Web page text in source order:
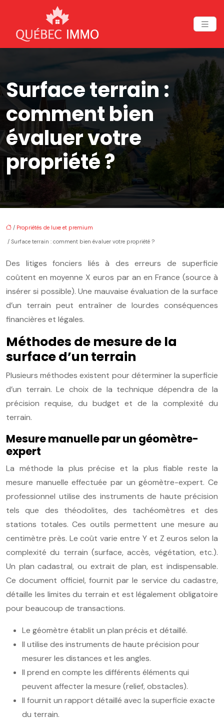
Surface terrain :
comment bien
évaluer votre
propriété ?
/ Propriétés de luxe et premium
/ Surface terrain : comment bien évaluer votre propriété ?
Des litiges fonciers liés à des erreurs de superficie
coûtent en moyenne X euros par an en France (source à
insérer si possible). Une mauvaise évaluation de la surface
d’un terrain peut entraîner de lourdes conséquences
financières et légales.
Méthodes de mesure de la
surface d’un terrain
Plusieurs méthodes existent pour déterminer la superficie
d’un terrain. Le choix de la technique dépendra de la
précision requise, du budget et de la complexité du
terrain.
Mesure manuelle par un géomètre-
expert
La méthode la plus précise et la plus fiable reste la
mesure manuelle effectuée par un géomètre-expert. Ce
professionnel utilise des instruments de haute précision
tels que des théodolites, des tachéomètres et des
stations totales. Ces outils permettent une mesure au
centimètre près. Le coût varie entre Y et Z euros selon la
complexité du terrain (surface, accès, végétation, etc.).
Un plan cadastral, ou extrait de plan, est indispensable.
Ce document officiel, fournit par le service du cadastre,
détaille les limites du terrain et est légalement obligatoire
pour beaucoup de transactions.
Le géomètre établit un plan précis et détaillé.
Il utilise des instruments de haute précision pour
mesurer les distances et les angles.
Il prend en compte les différents éléments qui
peuvent affecter la mesure (relief, obstacles).
Il fournit un rapport détaillé avec la superficie exacte
du terrain.